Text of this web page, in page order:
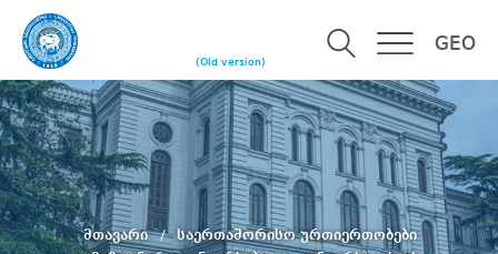
(Old version)
GEO
მთავარი
საერთაშორისო ურთიერთობები